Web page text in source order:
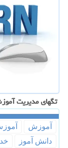
تگهای مدیریت
آموزش
دانش آموز